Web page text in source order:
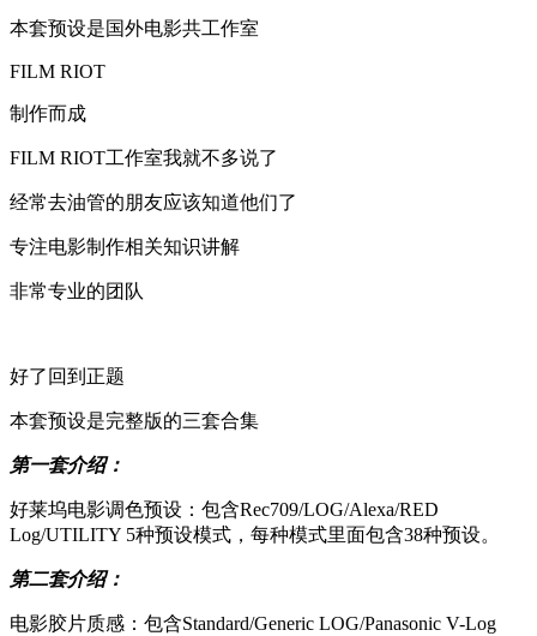
本套预设是国外电影共工作室
FILM RIOT
制作而成
FILM RIOT工作室我就不多说了
经常去油管的朋友应该知道他们了
专注电影制作相关知识讲解
非常专业的团队
好了回到正题
本套预设是完整版的三套合集
第一套介绍：
好莱坞电影调色预设：包含Rec709/LOG/Alexa/RED
Log/UTILITY 5种预设模式，每种模式里面包含38种预设。
第二套介绍：
电影胶片质感：包含Standard/Generic LOG/Panasonic V-Log